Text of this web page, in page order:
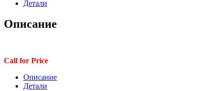
Детали
Описание
Call for Price
Описание
Детали